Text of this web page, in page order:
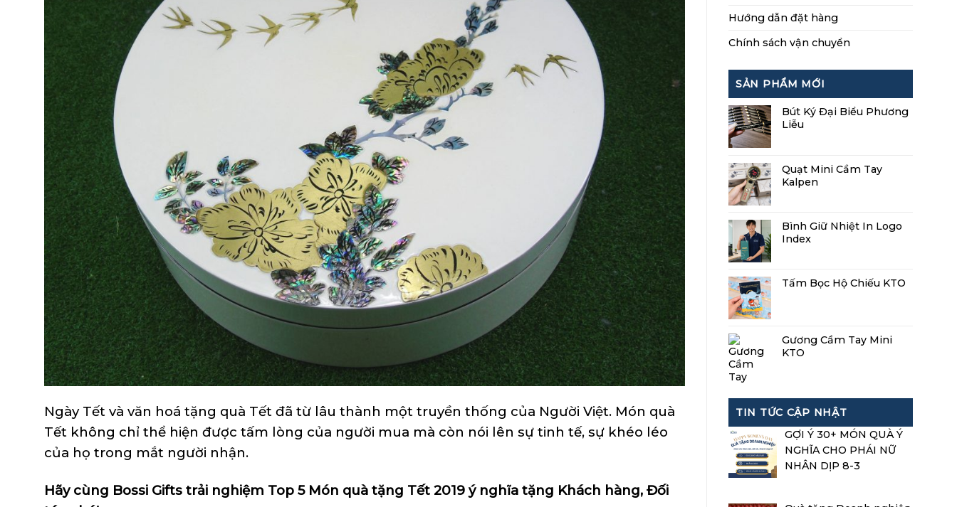
Ngày Tết và văn hoá tặng quà Tết đã từ lâu thành một truyền thống của Người Việt. Món quà
Tết không chỉ thể hiện được tấm lòng của người mua mà còn nói lên sự tinh tế, sự khéo léo
của họ trong mắt người nhận.
Hãy cùng Bossi Gifts trải nghiệm Top 5 Món quà tặng Tết 2019 ý nghĩa tặng Khách hàng, Đối
Hướng dẫn đặt hàng
Chính sách vận chuyển
SẢN PHẨM MỚI
Bút Ký Đại Biểu Phương
Liễu
Quạt Mini Cầm Tay
Kalpen
Bình Giữ Nhiệt In Logo
Index
Tấm Bọc Hộ Chiếu KTO
Gương Cầm Tay Mini
KTO
TIN TỨC CẬP NHẬT
GỢI Ý 30+ MÓN QUÀ Ý
NGHĨA CHO PHÁI NỮ
NHÂN DỊP 8-3